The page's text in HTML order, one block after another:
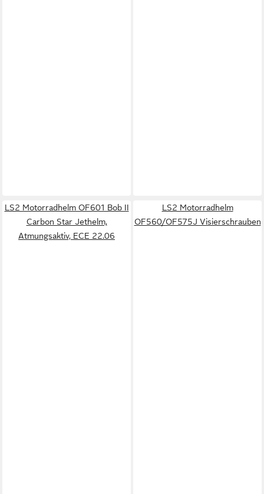
LS2 Motorradhelm OF601 Bob II
Carbon Star Jethelm,
Atmungsaktiv, ECE 22.06
LS2 Motorradhelm
OF560/OF575J Visierschrauben